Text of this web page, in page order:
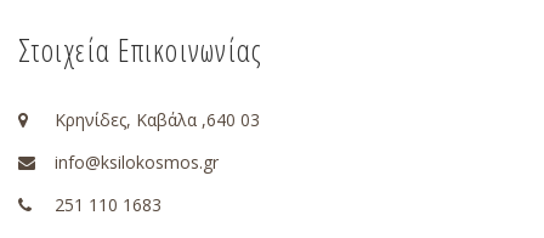
Στοιχεία Επικοινωνίας
Κρηνίδες, Καβάλα ,640 03
info@ksilokosmos.gr
251 110 1683